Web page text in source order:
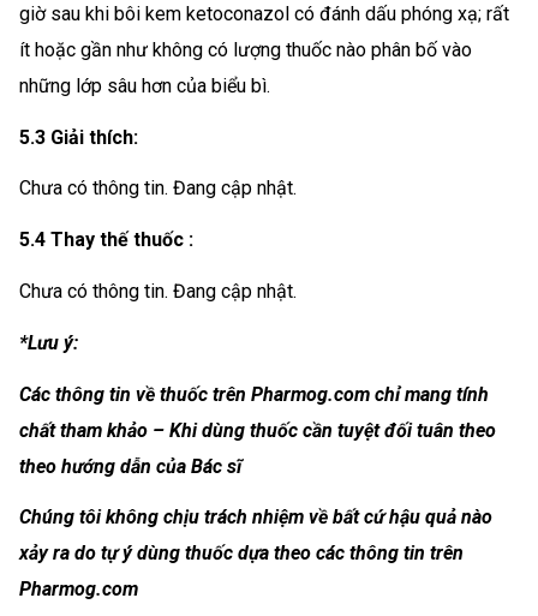
giờ sau khi bôi kem ketoconazol có đánh dấu phóng xạ; rất
ít hoặc gần như không có lượng thuốc nào phân bố vào
những lớp sâu hơn của biểu bì.
5.3 Giải thích:
Chưa có thông tin. Đang cập nhật.
5.4 Thay thế thuốc :
Chưa có thông tin. Đang cập nhật.
*Lưu ý:
Các thông tin về thuốc trên Pharmog.com chỉ mang tính
chất tham khảo – Khi dùng thuốc cần tuyệt đối tuân theo
theo hướng dẫn của Bác sĩ
Chúng tôi không chịu trách nhiệm về bất cứ hậu quả nào
xảy ra do tự ý dùng thuốc dựa theo các thông tin trên
Pharmog.com